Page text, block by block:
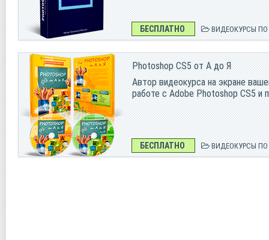
БЕСПЛАТНО ВИДЕОКУРСЫ
Photoshop CS5 от А до Я
Автор видеокурса на экране
работе с Adobe Photoshop CS5 и
БЕСПЛАТНО ВИДЕОКУРСЫ